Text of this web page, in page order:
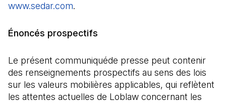
www.sedar.com(Il s'ouvre dans un nouvel onglet)
.
Énoncés prospectifs
Le présent communiquéde presse peut contenir
des renseignements prospectifs au sens des lois
sur les valeurs mobilières applicables, qui reflètent
les attentes actuelles de Loblaw concernant les